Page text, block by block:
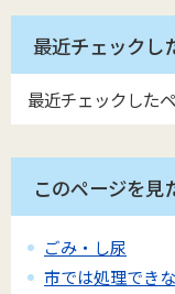
最近チェックし
最近チェックした
このページを見
ごみ・し尿
市では処理でき